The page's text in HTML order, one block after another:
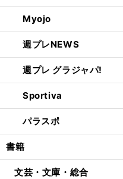
Myojo
週プレNEWS
週プレ グラジャパ!
Sportiva
パラスポ
書籍
文芸・文庫・総合